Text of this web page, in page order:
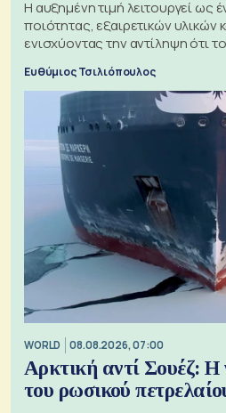
Η αυξημένη τιμή λειτουργεί ως
ποιότητας, εξαιρετικών υλικών
ενισχύοντας την αντίληψη ότι
Ευθύμιος Τσιλιόπουλος
WORLD 08.08.2026, 07:00
Αρκτική αντί Σουέζ: Η
του ρωσικού